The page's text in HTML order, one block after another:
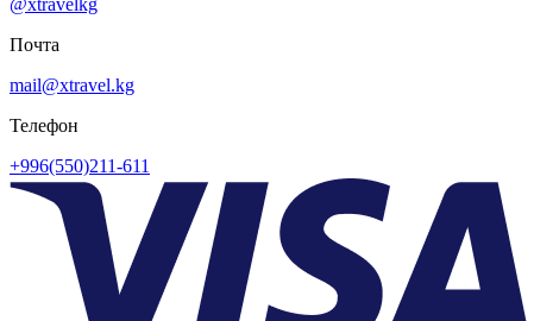
@xtravelkg
Почта
mail@xtravel.kg
Телефон
+996(550)211-611